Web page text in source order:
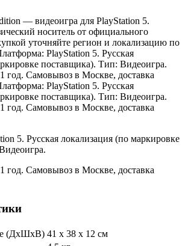
— видеоигра для PlayStation 5.
носитель от официального
уточняйте регион и локализацию по
PlayStation 5. Русская
поставщика). Тип: Видеоигра.
год. Самовывоз в Москве, доставка
PlayStation 5. Русская
поставщика). Тип: Видеоигра.
год. Самовывоз в Москве, доставка
5. Русская локализация (по маркировке
год. Самовывоз в Москве, доставка
(ДхШхВ) 41 x 38 x 12 см